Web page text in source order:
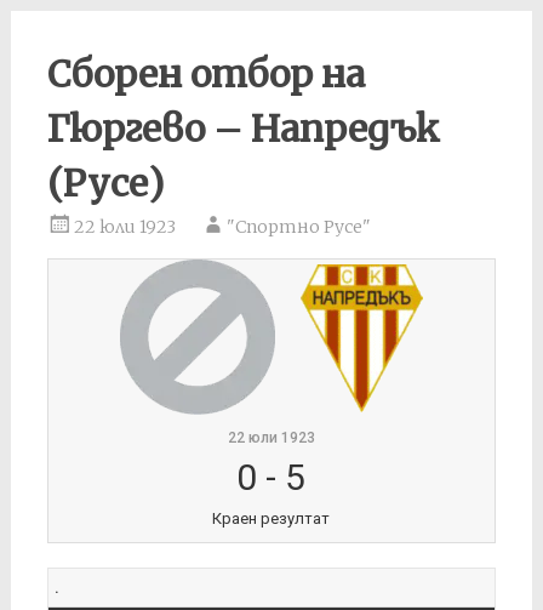
Сборен отбор на
Гюргево – Напредък
(Русе)
22 юли 1923 "Спортно Русе"
22 юли 1923
0 - 5
Краен резултат
.